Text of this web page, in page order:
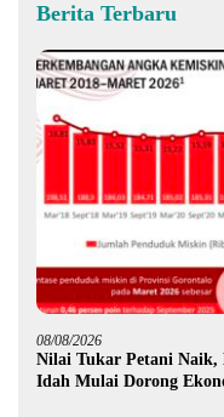
Berita Terbaru
08/08/2026
Nilai Tukar Petani Naik,
Idah Mulai Dorong